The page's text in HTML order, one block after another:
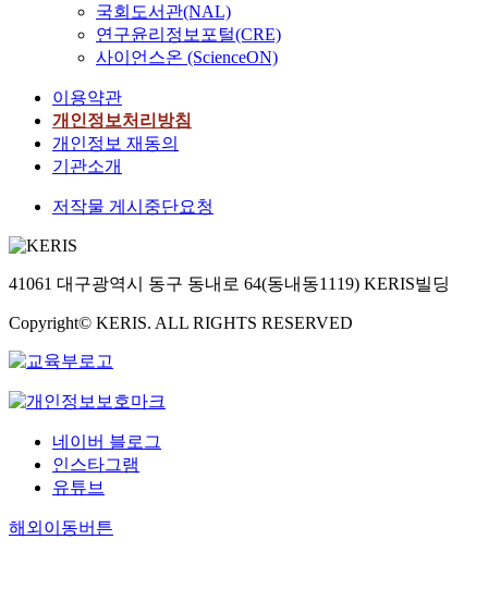
국회도서관(NAL)
연구윤리정보포털(CRE)
사이언스온 (ScienceON)
이용약관
개인정보처리방침
개인정보 재동의
기관소개
저작물 게시중단요청
41061 대구광역시 동구 동내로 64(동내동1119) KERIS빌딩
Copyright© KERIS. ALL RIGHTS RESERVED
네이버 블로그
인스타그램
유튜브
해외이동버튼